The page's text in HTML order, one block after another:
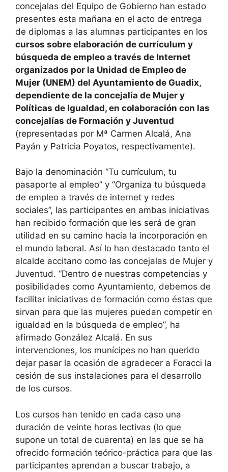
concejalas del Equipo de Gobierno han estado
presentes esta mañana en el acto de entrega
de diplomas a las alumnas participantes en los
cursos sobre elaboración de currículum y
búsqueda de empleo a través de Internet
organizados por la Unidad de Empleo de
Mujer (UNEM) del Ayuntamiento de Guadix,
dependiente de la concejalía de Mujer y
Políticas de Igualdad, en colaboración con las
concejalías de Formación y Juventud
(representadas por Mª Carmen Alcalá, Ana
Payán y Patricia Poyatos, respectivamente).
Bajo la denominación “Tu currículum, tu
pasaporte al empleo” y “Organiza tu búsqueda
de empleo a través de internet y redes
sociales”, las participantes en ambas iniciativas
han recibido formación que les será de gran
utilidad en su camino hacia la incorporación en
el mundo laboral. Así lo han destacado tanto el
alcalde accitano como las concejalas de Mujer y
Juventud. “Dentro de nuestras competencias y
posibilidades como Ayuntamiento, debemos de
facilitar iniciativas de formación como éstas que
sirvan para que las mujeres puedan competir en
igualdad en la búsqueda de empleo”, ha
afirmado González Alcalá. En sus
intervenciones, los munícipes no han querido
dejar pasar la ocasión de agradecer a Foracci la
cesión de sus instalaciones para el desarrollo
de los cursos.
Los cursos han tenido en cada caso una
duración de veinte horas lectivas (lo que
supone un total de cuarenta) en las que se ha
ofrecido formación teórico-práctica para que las
participantes aprendan a buscar trabajo, a